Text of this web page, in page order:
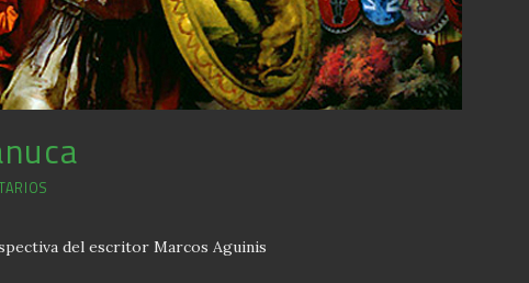
del escritor Marcos Aguinis